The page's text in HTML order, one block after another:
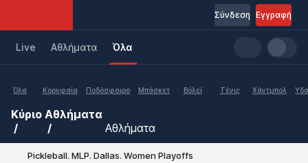
Εγγραφή
Σύνδεση
Live Aθλήματα Όλα
Όλα Κορυφαία Ποδόσφαιρο Μπάσκετ Βόλεϊ Τένις Χάντμπολ
Κύριο Αθλήματα
Αθλήματα
Pickleball. MLP. Dallas. Women Playoffs